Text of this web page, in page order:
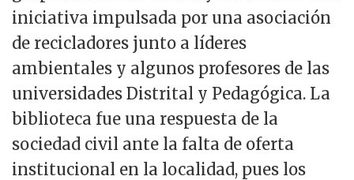
iniciativa impulsada por una asociación
de recicladores junto a líderes
ambientales y algunos profesores de las
universidades Distrital y Pedagógica. La
biblioteca fue una respuesta de la
sociedad civil ante la falta de oferta
institucional en la localidad, pues los